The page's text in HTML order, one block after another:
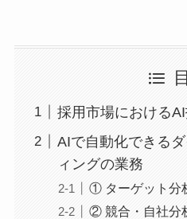
採用市場における
AIで自動化できる
ィングの業務
① ターゲット分
② 競合・自社分